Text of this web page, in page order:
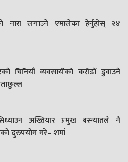
नारा लगाउने एमालेका हेर्नुहोस् २४
चिनियाँ व्यवसायीको करोडौँ डुवाउने
अख्तियार प्रमुख बस्न्यातले नै
दुरुपयोग गरे– शर्मा